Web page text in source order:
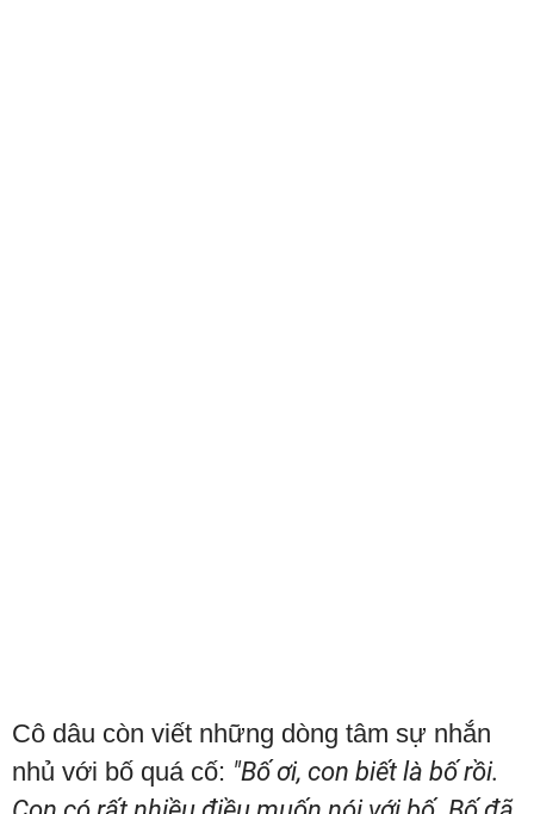
Cô dâu còn viết những dòng tâm sự nhắn
nhủ với bố quá cố: "Bố ơi, con biết là bố rồi.